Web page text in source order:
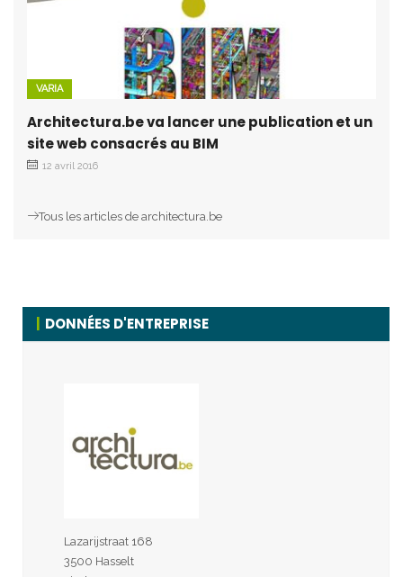
VARIA
Architectura.be va lancer une publication et un
site web consacrés au BIM
12 avril 2016
Tous les articles de architectura.be
DONNÉES D'ENTREPRISE
Lazarijstraat 168
3500 Hasselt